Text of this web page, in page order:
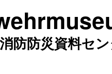
防防災資料セン